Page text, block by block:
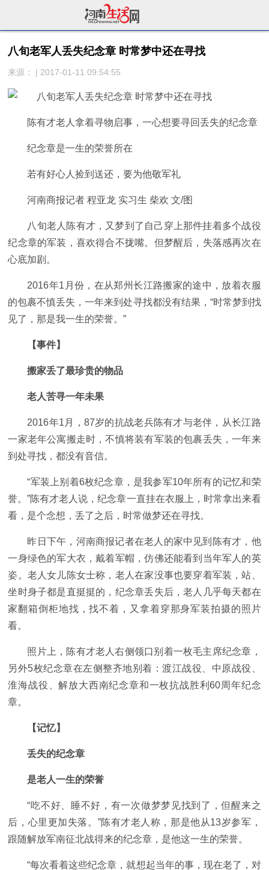
八旬老军人丢失纪念章 时常梦中还在寻找
来源： | 2017-01-11 09:54:55
陈有才老人拿着寻物启事，一心想要寻回丢失的纪念章
纪念章是一生的荣誉所在
若有好心人捡到送还，要为他敬军礼
河南商报记者 程亚龙 实习生 柴欢 文/图
八旬老人陈有才，又梦到了自己穿上那件挂着多个战役
纪念章的军装，喜欢得合不拢嘴。但梦醒后，失落感再次在
心底加剧。
2016年1月份，在从郑州长江路搬家的途中，放着衣服
的包裹不慎丢失，一年来到处寻找都没有结果，“时常梦到找
见了，那是我一生的荣誉。”
【事件】
搬家丢了最珍贵的物品
老人苦寻一年未果
2016年1月，87岁的抗战老兵陈有才与老伴，从长江路
一家老年公寓搬走时，不慎将装有军装的包裹丢失，一年来
到处寻找，都没有音信。
“军装上别着6枚纪念章，是我参军10年所有的记忆和荣
誉。”陈有才老人说，纪念章一直挂在衣服上，时常拿出来看
看，是个念想，丢了之后，时常做梦还在寻找。
昨日下午，河南商报记者在老人的家中见到陈有才，他
一身绿色的军大衣，戴着军帽，仿佛还能看到当年军人的英
姿。老人女儿陈女士称，老人在家没事也要穿着军装，站、
坐时身子都是直挺挺的，纪念章丢失后，老人几乎每天都在
家翻箱倒柜地找，找不着，又拿着穿那身军装拍摄的照片
看。
照片上，陈有才老人右侧领口别着一枚毛主席纪念章，
另外5枚纪念章在左侧整齐地别着：渡江战役、中原战役、
淮海战役、解放大西南纪念章和一枚抗战胜利60周年纪念
章。
【记忆】
丢失的纪念章
是老人一生的荣誉
“吃不好、睡不好，有一次做梦梦见找到了，但醒来之
后，心里更加失落。”陈有才老人称，那是他从13岁参军，
跟随解放军南征北战得来的纪念章，是他这一生的荣誉。
“每次看着这些纪念章，就想起当年的事，现在老了，对